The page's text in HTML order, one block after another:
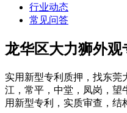
行业动态
常见问答
龙华区大力狮外观
实用新型专利质押，找东莞
江，常平，中堂，凤岗，望
用新型专利，实质审查，结